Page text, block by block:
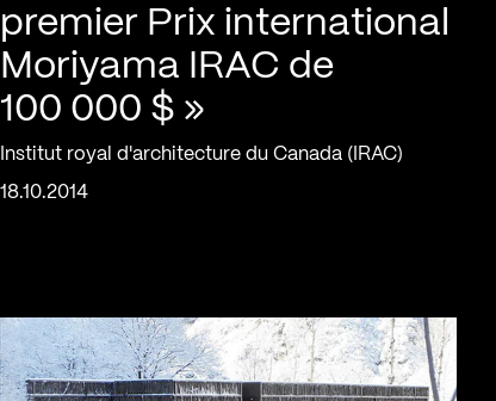
premier Prix international
Moriyama IRAC de
100 000 $ »
Institut royal d'architecture du Canada (IRAC)
18.10.2014